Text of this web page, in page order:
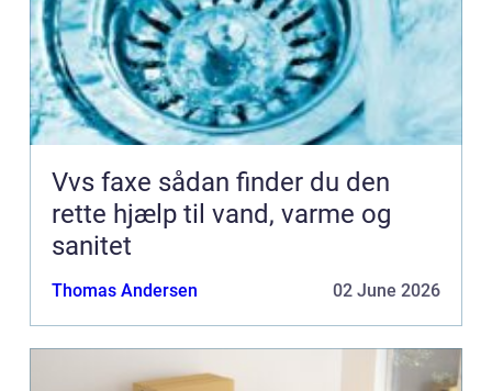
Vvs faxe sådan finder du den
rette hjælp til vand, varme og
sanitet
Thomas Andersen 02 June 2026